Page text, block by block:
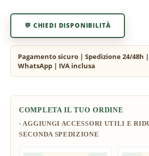
💬 CHIEDI DISPONIBILITÀ
COMPLETA IL TUO ORDINE